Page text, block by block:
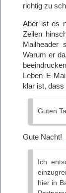
richtig zu
Aber ist es
Zeilen
Mailheader
Warum er
Leben E-
klar ist, dass
Guten
Gute Nacht!
Ich
hier in